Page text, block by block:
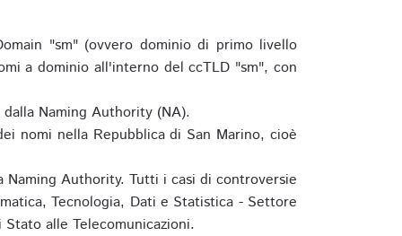
"sm" (ovvero dominio di primo livello
a dominio all'interno del ccTLD "sm", con
Naming Authority (NA).
nomi nella Repubblica di San Marino, cioè
Authority. Tutti i casi di controversie
Tecnologia, Dati e Statistica - Settore
alle Telecomunicazioni.